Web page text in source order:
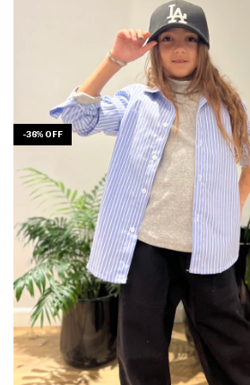
-36% OFF